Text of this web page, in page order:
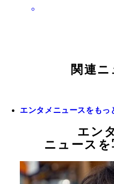
関連ニ
エンタメニュースをもっ
エン
ニュース